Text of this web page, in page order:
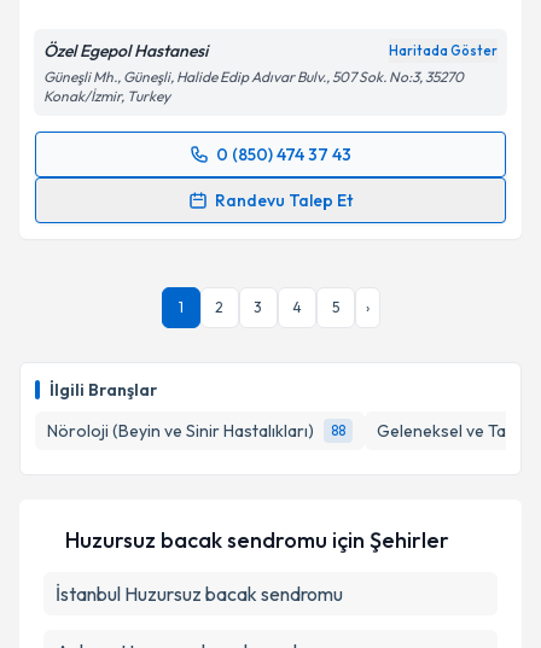
İlgili Branşlar
Nöroloji (Beyin ve Sinir Hastalıkları)
88 Geleneksel ve
Kişisel verilerimin işlenmesine ilişkin
kapsamda işlenmesini kabul ediyorum.
Takvim Talebini Gönder
Özel Egepol Hastanesi
Güneşli Mh., Güneşli, Halide Edip Adıvar Bulv., 507 Sok. No:3, 35270
Konak/İzmir, Turkey
0 (850) 474 37 43
Randevu Talep Et
Randevu Takvimi Talebi
oluşturun. Size bu uzmandan randevu almanız için bir
takvim hazırlandığında e-posta ile bilgilendireceğiz.
Kişisel verilerimin işlenmesine ilişkinAydınlatma
Takvim Talebini Gönder
Huzursuz bacak sendromu için Şehirler
İstanbul Huzursuz bacak sendromu